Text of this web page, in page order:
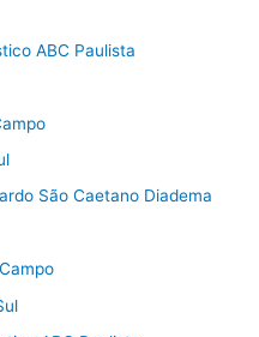
ABC Paulista
São Caetano Diadema